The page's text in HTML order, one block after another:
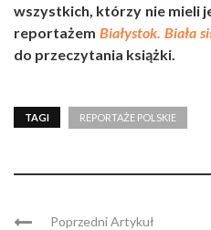
wszystkich, którzy nie mieli
reportażem Białystok. Biała
do przeczytania książki.
TAGI REPORTAŻE POLSKIE
Poprzedni Artykuł